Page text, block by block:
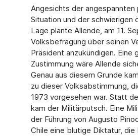
Angesichts der angespannten
Situation und der schwierigen
Lage plante Allende, am 11.
Volksbefragung über seinen
Präsident anzukündigen. Eine
Zustimmung wäre Allende
Genau aus diesem Grunde
zu dieser Volksabstimmung,
1973 vorgesehen war. Statt
kam der Militärputsch. Eine
der Führung von Augusto
Chile eine blutige Diktatur, die